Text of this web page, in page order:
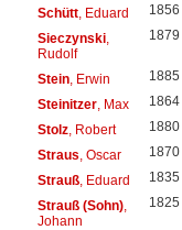
Schütt, Eduard 1856
Sieczynski,
Rudolf
1879
Stein, Erwin 1885
Steinitzer, Max 1864
Stolz, Robert 1880
Straus , Oscar 1870
Strauß, Eduard 1835
Strauß (Sohn),
Johann
1825